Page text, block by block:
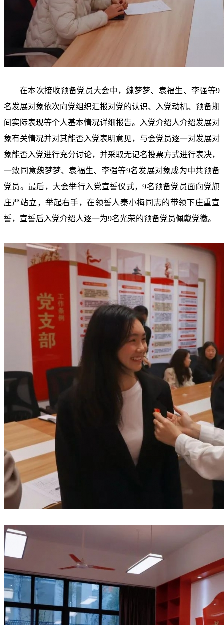
在本次接收预备党员大会中，魏梦梦、袁福生、李强等9
名发展对象依次向党组织汇报对党的认识、入党动机、预备期
间实际表现等个人基本情况详细报告。入党介绍人介绍发展对
象有关情况并对其能否入党表明意见，与会党员逐一对发展对
象能否入党进行充分讨论，并采取无记名投票方式进行表决，
一致同意魏梦梦、袁福生、李强等9名发展对象成为中共预备
党员。最后，大会举行入党宣誓仪式，9名预备党员面向党旗
庄严站立，举起右手，在领誓人秦小梅同志的带领下庄重宣
誓，宣誓后入党介绍人逐一为9名光荣的预备党员佩戴党徽。